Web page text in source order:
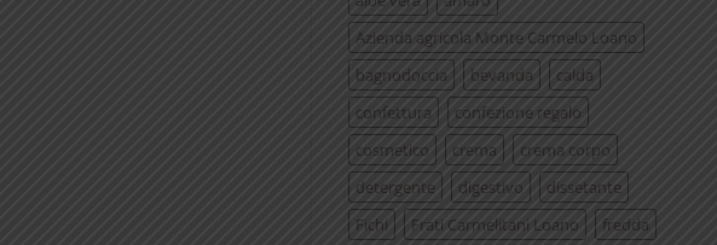
Azienda agricola Monte Carmelo Loano
bagnodoccia
bevanda
calda
confettura
confezione regalo
cosmetico
crema
crema corpo
detergente
digestivo
dissetante
Fichi
Frati Carmelitani Loano
fredda